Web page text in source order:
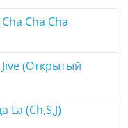
Cha Cha
(Открытый
(Ch,S,J)